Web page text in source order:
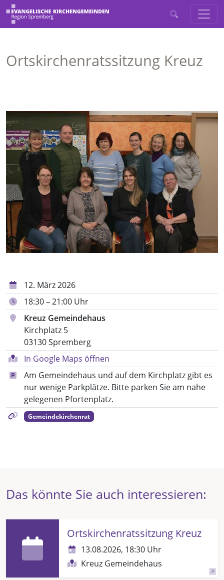
Ortskirchenratssitzung Kreuz
12. März 2026
18:30 – 21:00 Uhr
Kreuz Gemeindehaus
Kirchplatz 5
03130 Spremberg
In Google Maps öffnen
Am Gemeindehaus und auf dem Kirchplatz gibt es
nur wenige Parkplätze. Bitte parken Sie am nahe
gelegenen Pfortenplatz.
Gemeindekirchenrat
Das könnte Sie auch interessieren:
Ortskirchenratssitzung Kreuz
13.08.2026, 18:30 Uhr
Kreuz Gemeindehaus